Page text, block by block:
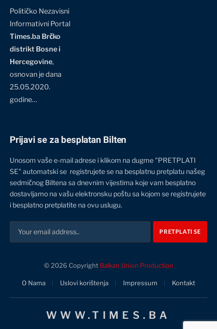
Političko Nezavisni
Informativni Portal
Times.ba Brčko
distrikt Bosne i
Hercegovine,
osnovan je dana
25.05.2020.
godine…
Prijavi se za besplatan Bilten
Unosom vaše e-mail adrese i klikom na dugme "PRETPLATI
SE" automatski se registrujete se na besplatnu pretplatu našeg
sedmičnog Biltena sa dnevnim vijestima koje vam besplatno
dostavljamo na vašu elektronsku poštu sa kojom se registrujete
i besplatno pretplatite na ovu uslugu.
© 2026 Copyright Balkan Union Production
O Nama Uslovi korištenja Impressum Kontakt
WWW.TIMES.BA